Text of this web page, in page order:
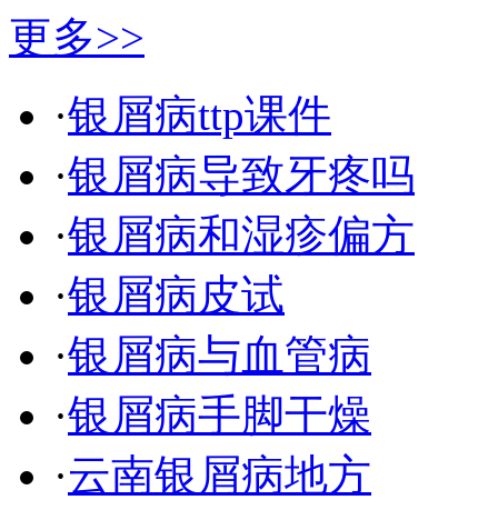
更多>>
·银屑病ttp课件
·银屑病导致牙疼吗
·银屑病和湿疹偏方
·银屑病皮试
·银屑病与血管病
·银屑病手脚干燥
·云南银屑病地方